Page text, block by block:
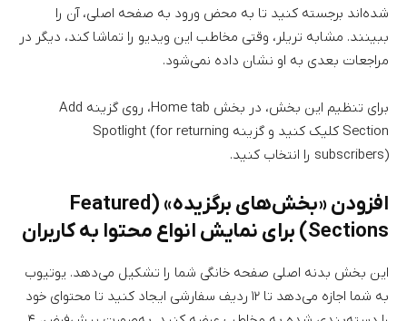
شده‌اند برجسته کنید تا به محض ورود به صفحه اصلی، آن را
ببینند. مشابه تریلر، وقتی مخاطب این ویدیو را تماشا کند، دیگر در
مراجعات بعدی به او نشان داده نمی‌شود.
برای تنظیم این بخش، در بخش Home tab، روی گزینه Add
Section کلیک کنید و گزینه Spotlight (for returning
subscribers) را انتخاب کنید.
افزودن «بخش‌های برگزیده» (Featured
Sections) برای نمایش انواع محتوا به کاربران
این بخش بدنه اصلی صفحه خانگی شما را تشکیل می‌دهد. یوتیوب
به شما اجازه می‌دهد تا ۱۲ ردیف سفارشی ایجاد کنید تا محتوای خود